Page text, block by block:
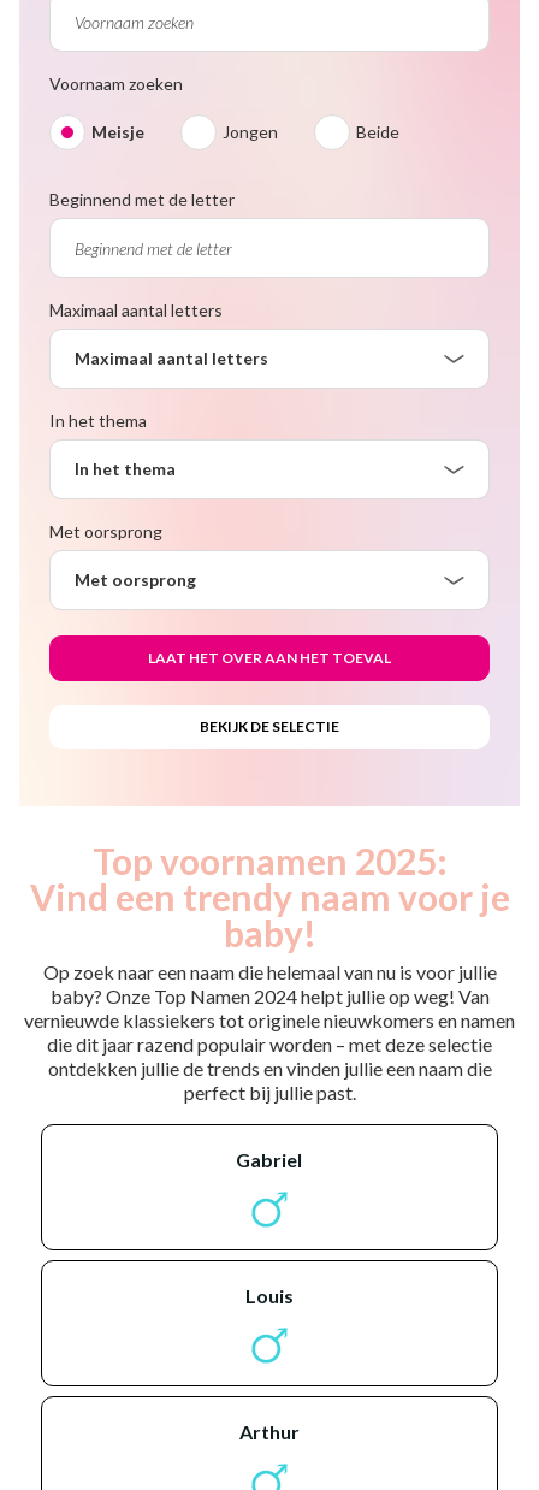
Voornaam zoeken
Meisje Jongen Beide
Beginnend met de letter
Maximaal aantal letters
Maximaal aantal letters
In het thema
In het thema
Met oorsprong
Met oorsprong
Top voornamen 2025:
Vind een trendy naam voor je
baby!
Op zoek naar een naam die helemaal van nu is voor jullie
baby? Onze Top Namen 2024 helpt jullie op weg! Van
vernieuwde klassiekers tot originele nieuwkomers en namen
die dit jaar razend populair worden – met deze selectie
ontdekken jullie de trends en vinden jullie een naam die
perfect bij jullie past.
gabriel
louis
arthur